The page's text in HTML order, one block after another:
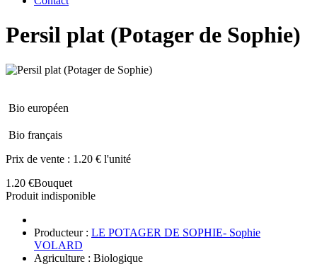
Persil plat (Potager de Sophie)
Bio européen
Bio français
Prix de vente : 1.20 € l'unité
1.20 €Bouquet
Produit indisponible
Producteur : LE POTAGER DE SOPHIE- Sophie
VOLARD
Agriculture : Biologique